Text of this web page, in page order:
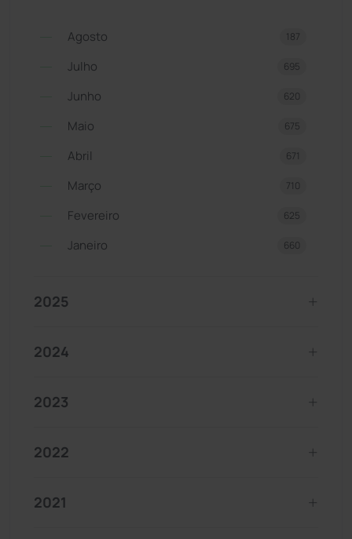
Agosto 187
Julho 695
Junho 620
Maio 675
Abril 671
Março 710
Fevereiro 625
Janeiro 660
2025
2024
2023
2022
2021